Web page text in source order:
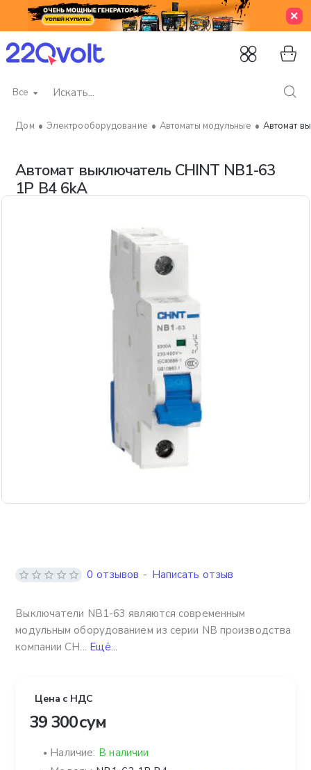
Все
Искать...
Автомат выключатель CHINT NB1-63
1P B4 6kA
Электрооборудование Автоматы модульные Автомат
Выключатели NB1-63 являются современным
модульным оборудованием из серии NB производства
компании CH... Ещё...
0 отзывов - Написать отзыв
Цена с НДС
39 300 сум
Наличие: В наличии